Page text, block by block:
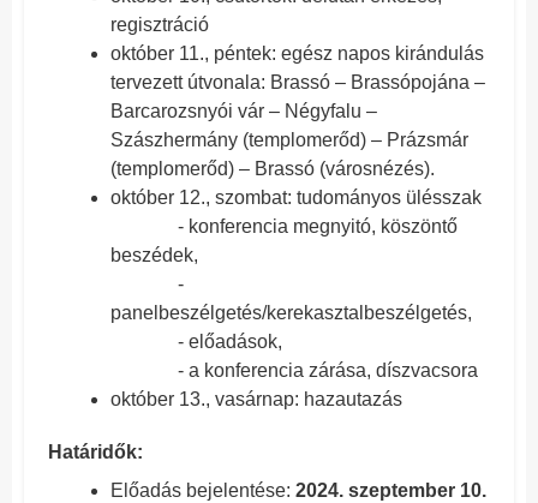
regisztráció
október 11., péntek: egész napos kirándulás
tervezett útvonala: Brassó – Brassópojána –
Barcarozsnyói vár – Négyfalu –
Szászhermány (templomerőd) – Prázsmár
(templomerőd) – Brassó (városnézés).
október 12., szombat: tudományos ülésszak
- konferencia megnyitó, köszöntő
beszédek,
-
panelbeszélgetés/kerekasztalbeszélgetés,
- előadások,
- a konferencia zárása, díszvacsora
október 13., vasárnap: hazautazás
Határidők:
Előadás bejelentése: 2024. szeptember 10.